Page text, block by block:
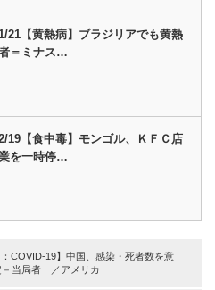
21【黄熱病】ブラジリアでも黄熱
＝ミナス…
19【食中毒】モンゴル、ＫＦＣ店
を一時停…
COVID-19】中国、感染・死者数を意
－当局者 ／アメリカ